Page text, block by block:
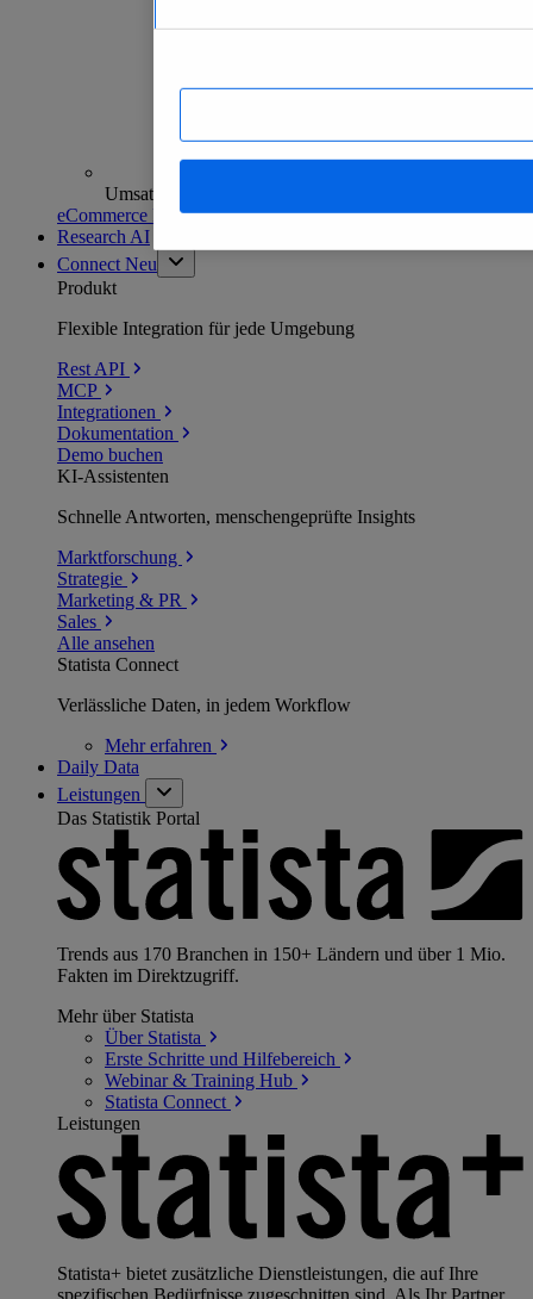
Umsatzanalysen und -prognosen
eCommerce Insights entdecken
Research AI
Connect Neu
Produkt
Flexible Integration für jede Umgebung
Rest API
MCP
Integrationen
Dokumentation
Demo buchen
KI-Assistenten
Schnelle Antworten, menschengeprüfte Insights
Marktforschung
Strategie
Marketing & PR
Sales
Alle ansehen
Statista Connect
Verlässliche Daten, in jedem Workflow
Mehrerfahren
Daily Data
Leistungen
Das Statistik Portal
Trends aus 170 Branchen in 150+ Ländern und über 1 Mio.
Fakten im Direktzugriff.
Mehr über Statista
Über Statista
Erste Schritte und Hilfebereich
Webinar & Training Hub
Statista Connect
Leistungen
Statista+ bietet zusätzliche Dienstleistungen, die auf Ihre
spezifischen Bedürfnisse zugeschnitten sind. Als Ihr Partner